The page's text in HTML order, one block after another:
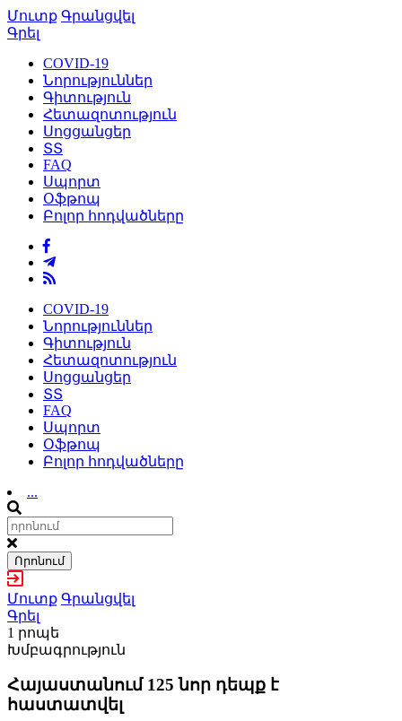
Մուտք Գրանցվել
Գրել
COVID-19
Նորություններ
Գիտություն
Հետազոտություն
Սոցցանցեր
ՏՏ
FAQ
Սպորտ
Օֆթոպ
Բոլոր հոդվածները
COVID-19
Նորություններ
Գիտություն
Հետազոտություն
Սոցցանցեր
ՏՏ
FAQ
Սպորտ
Օֆթոպ
Բոլոր հոդվածները
...
Որոնում
Մուտք Գրանցվել
Գրել
1 րոպե
Խմբագրություն
Հայաստանում 125 նոր դեպք է
հաստատվել